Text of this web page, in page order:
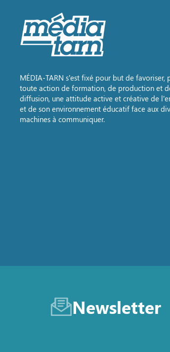
MÉDIA-TARN s’est fixé pour but de favoriser,
toute action de formation, de production et
diffusion, une attitude active et créative de
et de son environnement éducatif face aux
machines à communiquer.
Newsletter